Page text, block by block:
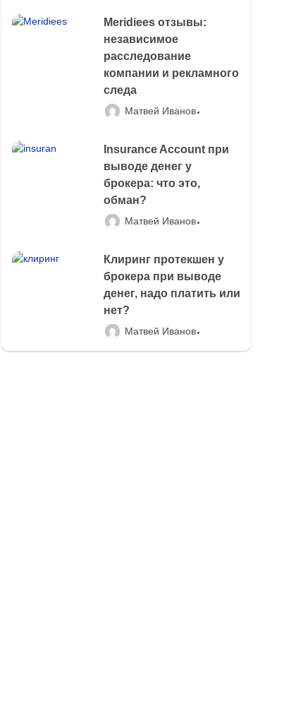
Meridiees отзывы:
независимое
расследование
компании и рекламного
следа
Матвей Иванов
Insurance Account при
выводе денег у
брокера: что это,
обман?
Матвей Иванов
Клиринг протекшен у
брокера при выводе
денег, надо платить или
нет?
Матвей Иванов